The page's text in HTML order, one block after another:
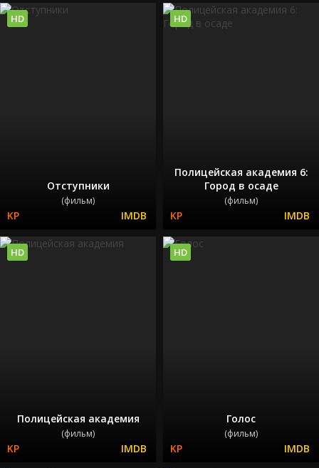
Отступники
(фильм)
HD
Полицейская академия 6:
Город в осаде
(фильм)
HD
Полицейская академия
(фильм)
HD
Голос
(фильм)
HD